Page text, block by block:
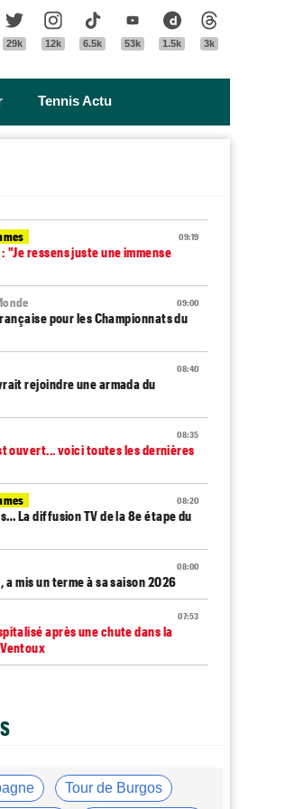
Twitter
29k
Instagram
12k
Tik Tok
6.5k
Youtube
53k
Dailymotion
1.5k 3k
Tennis Actu
09:19
"Je ressens juste une immense
09:00
pour les Championnats du
08:40
rejoindre une armada du
08:35
ouvert... voici toutes les dernières
08:20
La diffusion TV de la 8e étape du
08:00
a mis un terme à sa saison 2026
07:53
après une chute dans la
des rédacteurs… voici comment
Tour de Burgos